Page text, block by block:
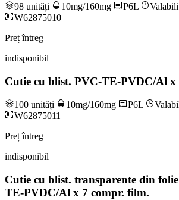
98 unități 10mg/160mg P6L
W62875010
Preț întreg
indisponibil
Cutie cu blist. PVC-TE-PVDC/Al x
100 unități 10mg/160mg P6L
W62875011
Preț întreg
indisponibil
Cutie cu blist. transparente din
TE-PVDC/Al x 7 compr. film.